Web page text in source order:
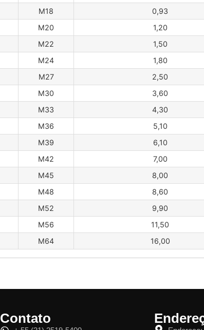
M18 0,93
M20 1,20
M22 1,50
M24 1,80
M27 2,50
M30 3,60
M33 4,30
M36 5,10
M39 6,10
M42 7,00
M45 8,00
M48 8,60
M52 9,90
M56 11,50
M64 16,00
Contato